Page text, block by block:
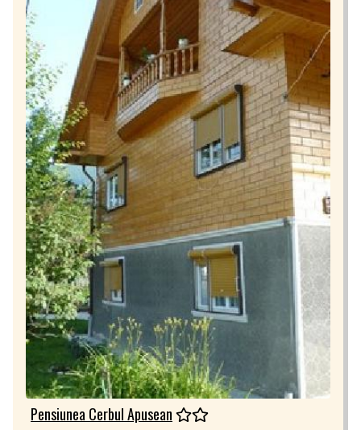
Pensiunea Cerbul Apusean